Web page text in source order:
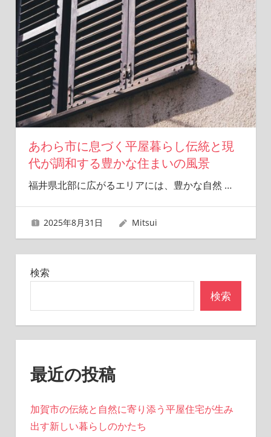
あわら市に息づく平屋暮らし伝統と現
代が調和する豊かな住まいの風景
福井県北部に広がるエリアには、豊かな自然 …
2025年8月31日 Mitsui
検索
検索
最近の投稿
加賀市の伝統と自然に寄り添う平屋住宅が生み
出す新しい暮らしのかたち